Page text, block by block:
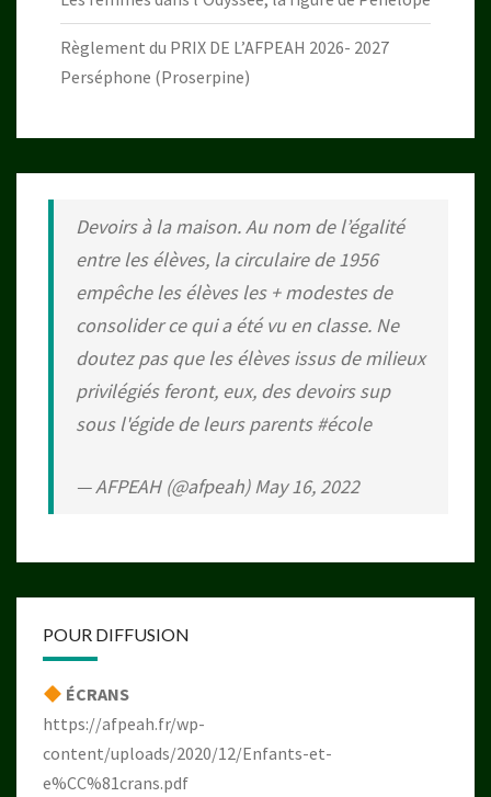
Règlement du PRIX DE L’AFPEAH 2026- 2027
Perséphone (Proserpine)
Devoirs à la maison. Au nom de l’égalité
entre les élèves, la circulaire de 1956
empêche les élèves les + modestes de
consolider ce qui a été vu en classe. Ne
doutez pas que les élèves issus de milieux
privilégiés feront, eux, des devoirs sup
sous l'égide de leurs parents#école
— AFPEAH (@afpeah)May 16, 2022
POUR DIFFUSION
ÉCRANS
https://afpeah.fr/wp-
content/uploads/2020/12/Enfants-et-
e%CC%81crans.pdf